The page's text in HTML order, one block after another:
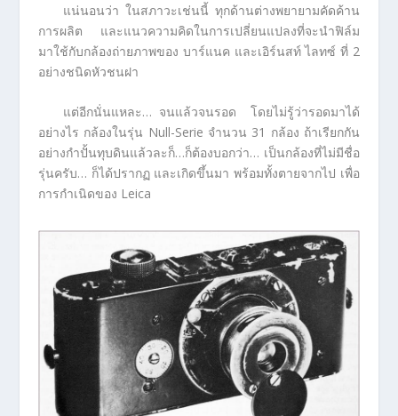
แน่นอนว่า ในสภาวะเช่นนี้ ทุกด้านต่างพยายามคัดค้าน
การผลิต และแนวความคิดในการเปลี่ยนแปลงที่จะนำฟิล์ม
มาใช้กับกล้องถ่ายภาพของ บาร์แนค และเอิร์นสท์ ไลทซ์ ที่ 2
อย่างชนิดหัวชนฝา
แต่อีกนั่นแหละ… จนแล้วจนรอด โดยไม่รู้ว่ารอดมาได้
อย่างไร กล้องในรุ่น Null-Serie จำนวน 31 กล้อง ถ้าเรียกกัน
อย่างกำปั้นทุบดินแล้วละก็…ก็ต้องบอกว่า… เป็นกล้องที่ไม่มีชื่อ
รุ่นครับ… ก็ได้ปรากฏ และเกิดขึ้นมา พร้อมทั้งตายจากไป เพื่อ
การกำเนิดของ Leica